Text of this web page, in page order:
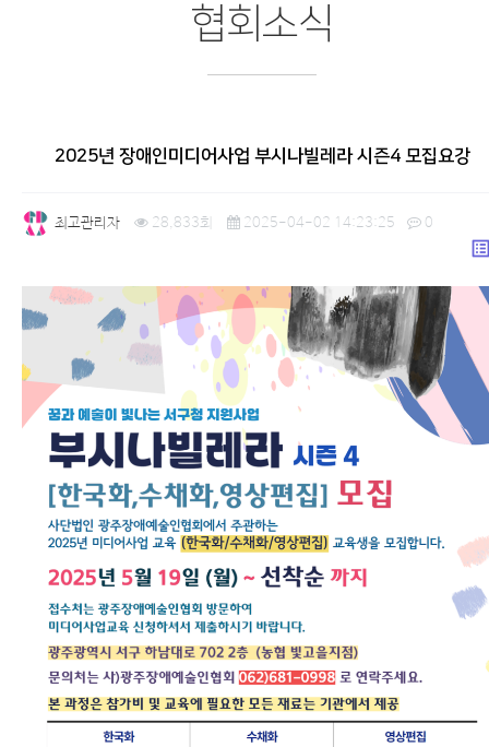
협회소식
2025년 장애인미디어사업 부시나빌레라 시즌4 모집요강
최고관리자 28,833회 2025-04-02 14:23:25 0